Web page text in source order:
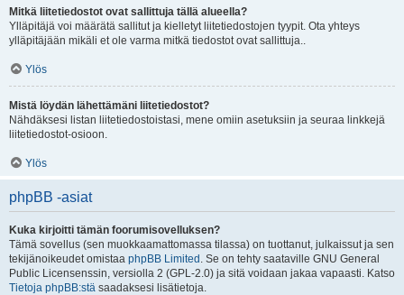
Mitkä liitetiedostot ovat sallittuja tällä alueella?
Ylläpitäjä voi määrätä sallitut ja kielletyt liitetiedostojen tyypit. Ota yhteys
ylläpitäjään mikäli et ole varma mitkä tiedostot ovat sallittuja..
Ylös
Mistä löydän lähettämäni liitetiedostot?
Nähdäksesi listan liitetiedostoistasi, mene omiin asetuksiin ja seuraa linkkejä
liitetiedostot-osioon.
Ylös
phpBB -asiat
Kuka kirjoitti tämän foorumisovelluksen?
Tämä sovellus (sen muokkaamattomassa tilassa) on tuottanut, julkaissut ja sen
tekijänoikeudet omistaa phpBB Limited . Se on tehty saataville GNU General
Public Licensenssin, versiolla 2 (GPL-2.0) ja sitä voidaan jakaa vapaasti. Katso
Tietoja phpBB:stä saadaksesi lisätietoja.